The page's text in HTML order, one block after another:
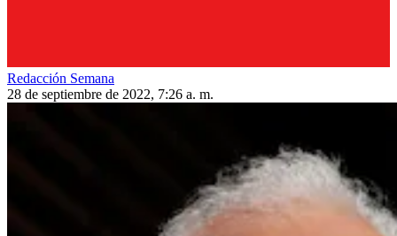
Redacción Semana
28 de septiembre de 2022, 7:26 a. m.